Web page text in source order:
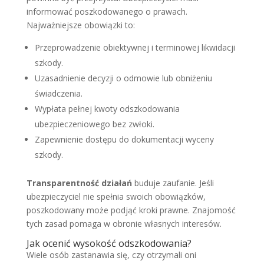
informować poszkodowanego o prawach.
Najważniejsze obowiązki to:
Przeprowadzenie obiektywnej i terminowej likwidacji
szkody.
Uzasadnienie decyzji o odmowie lub obniżeniu
świadczenia.
Wypłata pełnej kwoty odszkodowania
ubezpieczeniowego bez zwłoki.
Zapewnienie dostępu do dokumentacji wyceny
szkody.
Transparentność działańbuduje zaufanie. Jeśli
ubezpieczyciel nie spełnia swoich obowiązków,
poszkodowany może podjąć kroki prawne. Znajomość
tych zasad pomaga w obronie własnych interesów.
Jak ocenić wysokość odszkodowania?
Wiele osób zastanawia się, czy otrzymali oni